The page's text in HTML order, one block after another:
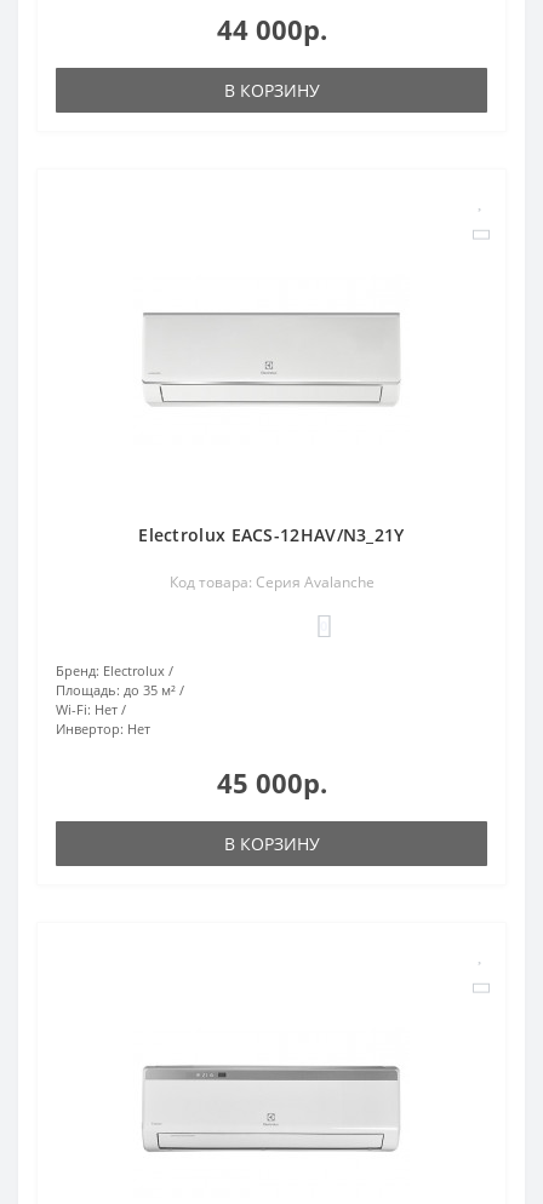
44 000р.
В КОРЗИНУ
Electrolux EACS-12HAV/N3_21Y
Код товара: Серия Avalanche
Бренд: Electrolux
Площадь: до 35 м²
Wi-Fi: Нет
Инвертор: Нет
45 000р.
В КОРЗИНУ